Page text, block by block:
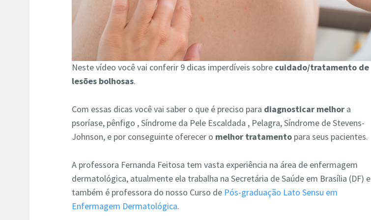
Neste vídeo você vai conferir 9 dicas imperdíveis sobre cuidado/tratamento de
lesões bolhosas.
Com essas dicas você vai saber o que é preciso para diagnosticar melhor a
psoríase, pênfigo , Síndrome da Pele Escaldada , Pelagra, Síndrome de Stevens-
Johnson, e por conseguinte oferecer o melhor tratamento para seus pacientes.
A professora Fernanda Feitosa tem vasta experiência na área de enfermagem
dermatológica, atualmente ela trabalha na Secretária de Saúde em Brasília (DF) e
também é professora do nosso Curso de Pós-graduação Lato Sensu em
Enfermagem Dermatológica.